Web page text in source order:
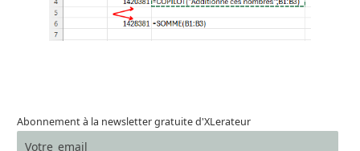
Abonnement à la newsletter gratuite d'XLerateur